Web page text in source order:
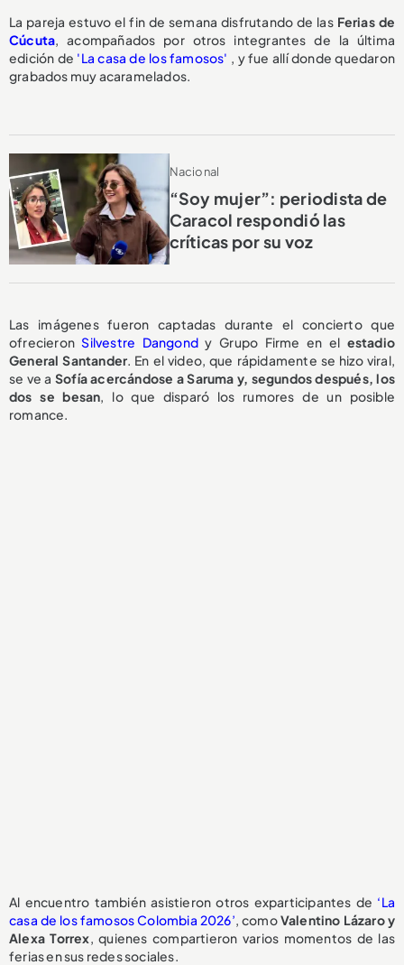
La pareja estuvo el fin de semana disfrutando de las Ferias de
Cúcuta, acompañados por otros integrantes de la última
edición de 'La casa de los famosos' , y fue allí donde quedaron
grabados muy acaramelados.
Nacional
“Soy mujer”: periodista de
Caracol respondió las
críticas por su voz
Las imágenes fueron captadas durante el concierto que
ofrecieronSilvestre Dangond y Grupo Firme en el estadio
General Santander . En el video, que rápidamente se hizo viral,
se ve a Sofía acercándose a Saruma y, segundos después, los
dos se besan , lo que disparó los rumores de un posible
romance.
Al encuentro también asistieron otros exparticipantes de ‘La
casa de los famosos Colombia 2026’ , comoValentino Lázaro y
Alexa Torrex , quienes compartieron varios momentos de las
ferias en sus redes sociales.